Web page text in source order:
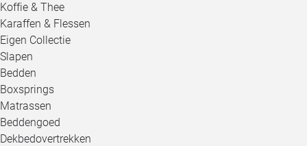
Koffie & Thee
Karaffen & Flessen
Eigen Collectie
Slapen
Bedden
Boxsprings
Matrassen
Beddengoed
Dekbedovertrekken